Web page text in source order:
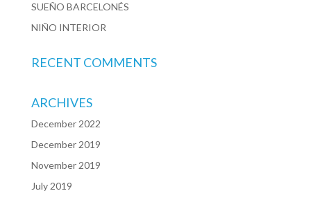
SUEÑO BARCELONÉS
NIÑO INTERIOR
RECENT COMMENTS
ARCHIVES
December 2022
December 2019
November 2019
July 2019